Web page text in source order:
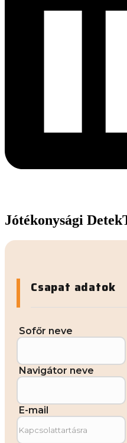
Jótékonysági
Csapat adatok
Sofőr neve
Navigátor neve
E-mail